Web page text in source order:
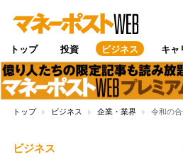
トップ 投資 ビジネス キャ
トップ ビジネス 企業・業界 令和の
ビジネス